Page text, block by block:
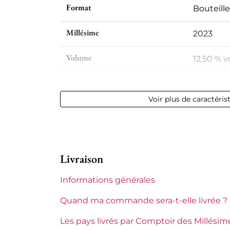
Format Bouteille
Millésime 2023
Volume 12,50 %
Niveau Parfait
Région
Languedoc-Roussillon
Voir plus de
Livraison
Informations générales
Quand ma commande sera-t-elle livrée ?
Les pays livrés par Comptoir des